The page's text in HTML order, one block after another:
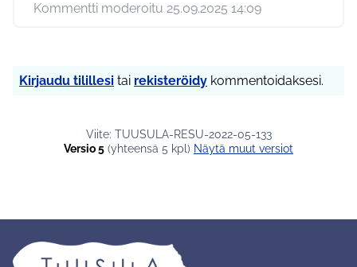
Kommentti moderoitu 25.09.2025 14:09
Kirjaudu tilillesi tai rekisteröidy kommentoidaksesi.
Viite: TUUSULA-RESU-2022-05-133
Versio 5 (yhteensä 5 kpl) näytä muut versiot